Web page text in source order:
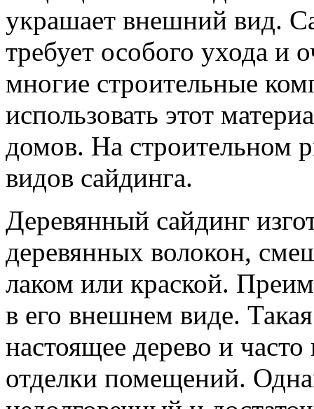
украшает внешний вид.
требует особого ухода и
многие строительные
использовать этот
домов. На строительном
видов сайдинга.
Деревянный сайдинг
деревянных волокон,
лаком или краской.
в его внешнем виде.
настоящее дерево и
отделки помещений.